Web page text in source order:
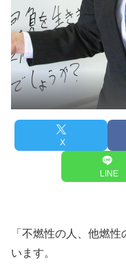
X
LINE
「不燃性の人、他燃
います。